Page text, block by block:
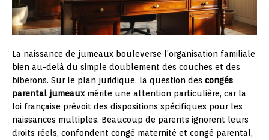
La naissance de jumeaux bouleverse l’organisation familiale
bien au-delà du simple doublement des couches et des
biberons. Sur le plan juridique, la question des congés
parental jumeauxmérite une attention particulière, car la
loi française prévoit des dispositions spécifiques pour les
naissances multiples. Beaucoup de parents ignorent leurs
droits réels, confondent congé maternité et congé parental,